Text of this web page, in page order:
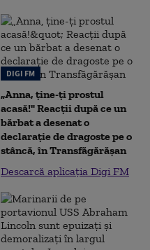
DIGI FM
„Anna, ţine-ţi prostul
acasă!" Reacţii după ce un
bărbat a desenat o
declaraţie de dragoste pe o
stâncă, în Transfăgărăşan
Descarcă aplicația Digi FM